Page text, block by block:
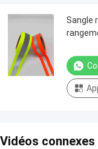
Sangle
Vidéos connexes